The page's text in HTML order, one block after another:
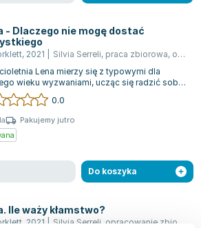
- Dlaczego nie mogę dostać
, 2021 Silvia Serreli, praca zbiorowa, opracowanie zbiorowe
Lena mierzy się z typowymi dla
wieku wyzwaniami, ucząc się radzić sobie
które stopniowo odkrywa....
0.0
Pakujemy jutro
Do koszyka
Ile waży kłamstwo?
2021 | Silvia Serreli opracowanie zbiorowe